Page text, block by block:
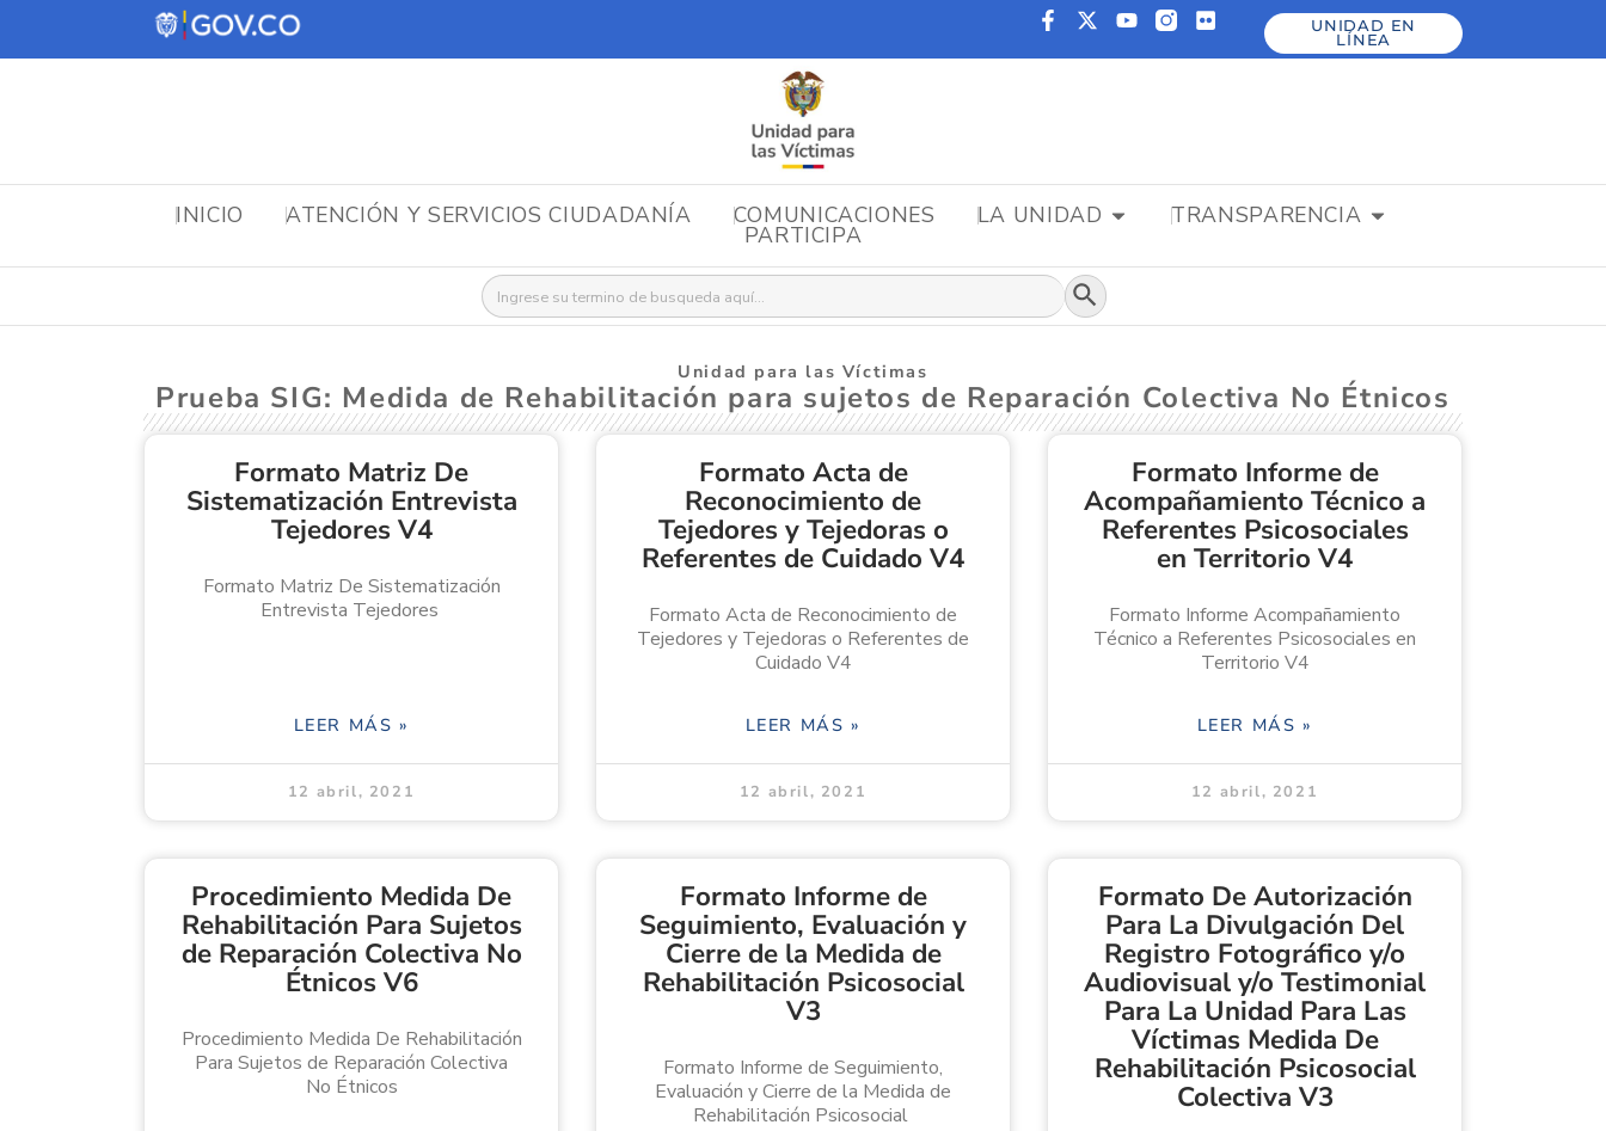
UNIDAD EN
LÍNEA
INICIO ATENCIÓN Y SERVICIOS CIUDADANÍA COMUNICACIONES LA UNIDAD TRANSPARENCIA
PARTICIPA
Buscar: Botón de búsqueda
Unidad para las Víctimas
Prueba SIG: Medida de Rehabilitación para sujetos de Reparación Colectiva No Étnicos
Formato Matriz De
Sistematización Entrevista
Tejedores V4
Formato Matriz De Sistematización
Entrevista Tejedores
LEER MÁS »
12 abril, 2021
Formato Acta de
Reconocimiento de
Tejedores y Tejedoras o
Referentes de Cuidado V4
Formato Acta de Reconocimiento de
Tejedores y Tejedoras o Referentes de
Cuidado V4
LEER MÁS »
12 abril, 2021
Formato Informe de
Acompañamiento Técnico a
Referentes Psicosociales
en Territorio V4
Formato Informe Acompañamiento
Técnico a Referentes Psicosociales en
Territorio V4
LEER MÁS »
12 abril, 2021
Procedimiento Medida De
Rehabilitación Para Sujetos
de Reparación Colectiva No
Étnicos V6
Procedimiento Medida De Rehabilitación
Para Sujetos de Reparación Colectiva
No Étnicos
Formato Informe de
Seguimiento, Evaluación y
Cierre de la Medida de
Rehabilitación Psicosocial
V3
Formato Informe de Seguimiento,
Evaluación y Cierre de la Medida de
Rehabilitación Psicosocial
Formato De Autorización
Para La Divulgación Del
Registro Fotográfico y/o
Audiovisual y/o Testimonial
Para La Unidad Para Las
Víctimas Medida De
Rehabilitación Psicosocial
Colectiva V3